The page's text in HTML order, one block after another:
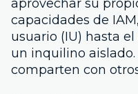
aprovechar su
capacidades de
usuario (IU) hasta
un inquilino aislado.
comparten con